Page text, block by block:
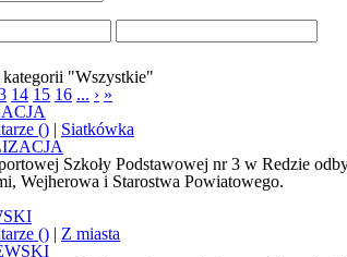
kategorii "Wszystkie"
14 15 16 ... › »
() | Siatkówka
Szkoły Podstawowej nr 3 w Redzie
Wejherowa i Starostwa Powiatowego.
() | Z miasta